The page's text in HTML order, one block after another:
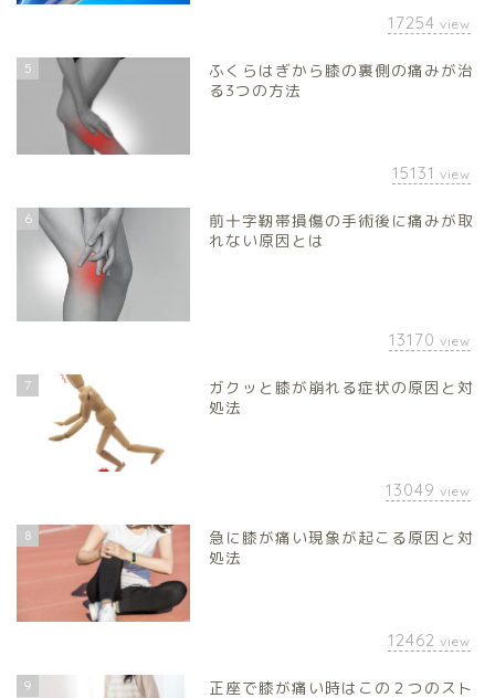
17254 view
5
ふくらはぎから膝の裏側の痛みが治
る3つの方法
15131 view
6
前十字靭帯損傷の手術後に痛みが取
れない原因とは
13170 view
7
ガクッと膝が崩れる症状の原因と対
処法
13049 view
8
急に膝が痛い現象が起こる原因と対
処法
12462 view
9
正座で膝が痛い時はこの２つのスト